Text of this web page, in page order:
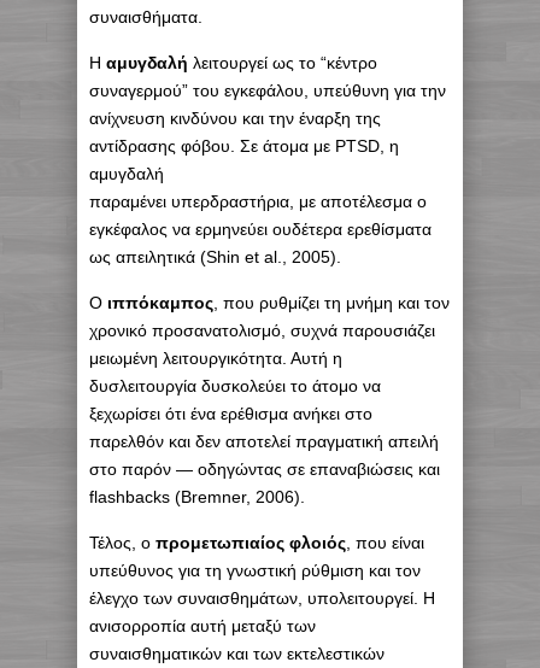
συναισθήματα.
Η αμυγδαλή λειτουργεί ως το “κέντρο
συναγερμού” του εγκεφάλου, υπεύθυνη για την
ανίχνευση κινδύνου και την έναρξη της
αντίδρασης φόβου. Σε άτομα με PTSD, η
αμυγδαλή
παραμένει υπερδραστήρια, με αποτέλεσμα ο
εγκέφαλος να ερμηνεύει ουδέτερα ερεθίσματα
ως απειλητικά (Shin et al., 2005).
Ο ιππόκαμπος , που ρυθμίζει τη μνήμη και τον
χρονικό προσανατολισμό, συχνά παρουσιάζει
μειωμένη λειτουργικότητα. Αυτή η
δυσλειτουργία δυσκολεύει το άτομο να
ξεχωρίσει ότι ένα ερέθισμα ανήκει στο
παρελθόν και δεν αποτελεί πραγματική απειλή
στο παρόν — οδηγώντας σε επαναβιώσεις και
flashbacks (Bremner, 2006).
Τέλος, ο προμετωπιαίος φλοιός , που είναι
υπεύθυνος για τη γνωστική ρύθμιση και τον
έλεγχο των συναισθημάτων, υπολειτουργεί. Η
ανισορροπία αυτή μεταξύ των
συναισθηματικών και των εκτελεστικών